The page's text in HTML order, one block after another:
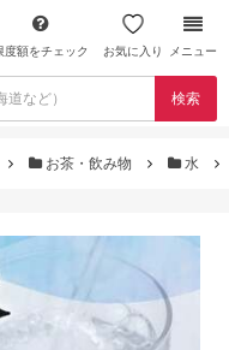
度額をチェック お気に入り メニュー
検索
お茶・飲み物 水